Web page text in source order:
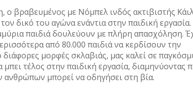
ο βραβευμένος με Νόμπελ ινδός ακτιβιστής
τον δικό του αγώνα ενάντια στην παιδική εργασία.
παιδιά δουλεύουν με πλήρη απασχόληση.
από 80.000 παιδιά να κερδίσουν την
διάφορες μορφές σκλαβιάς, μας καλεί σε
μπει τέλος στην παιδική εργασία, διαμηνύοντας
μπορεί να οδηγήσει στη βία.